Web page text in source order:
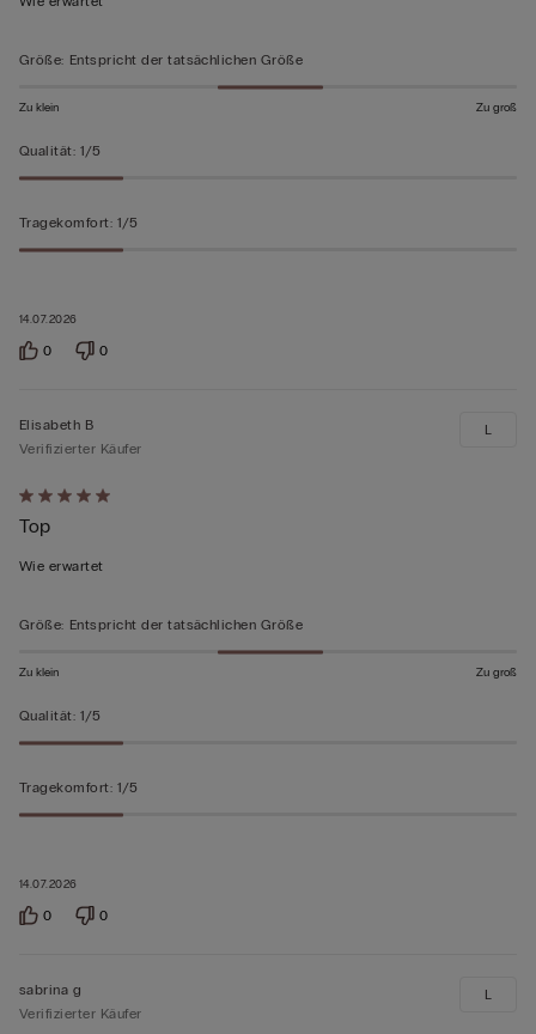
bewertet
14.07.2026
Größe: Entspricht der tatsächlichen Größe
Zu klein Zu groß
Qualität: 1/5
Tragekomfort: 1/5
0 0
Mit
5
von
bewertet
14.07.2026
Elisabeth B
Verifizierter Käufer
Top
Wie erwartet
L
Größe: Entspricht der tatsächlichen Größe
Zu klein Zu groß
Qualität: 1/5
Tragekomfort: 1/5
0 0
sabrina g
Verifizierter Käufer
L